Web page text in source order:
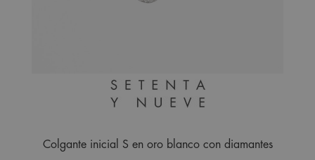
Colgante inicial S en oro blanco con diamantes